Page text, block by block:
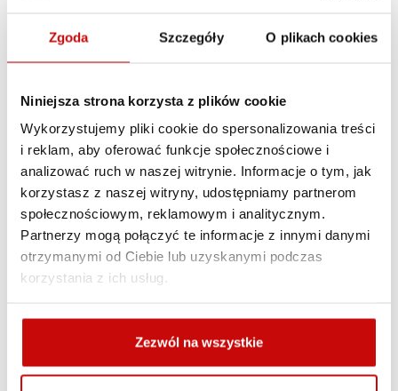
Zgoda Szczegóły O plikach cookies
Niniejsza strona korzysta z plików cookie
Wykorzystujemy pliki cookie do spersonalizowania treści
i reklam, aby oferować funkcje społecznościowe i
analizować ruch w naszej witrynie. Informacje o tym, jak
korzystasz z naszej witryny, udostępniamy partnerom
społecznościowym, reklamowym i analitycznym.
Partnerzy mogą połączyć te informacje z innymi danymi
otrzymanymi od Ciebie lub uzyskanymi podczas
korzystania z ich usług.
Zezwól na wszystkie
Zasady dostawy
Opis produktu
Zestaw do montażu
oświetlenia LAZER ST4
Evolution w fabrycznym
grillu - Volkswagen T6